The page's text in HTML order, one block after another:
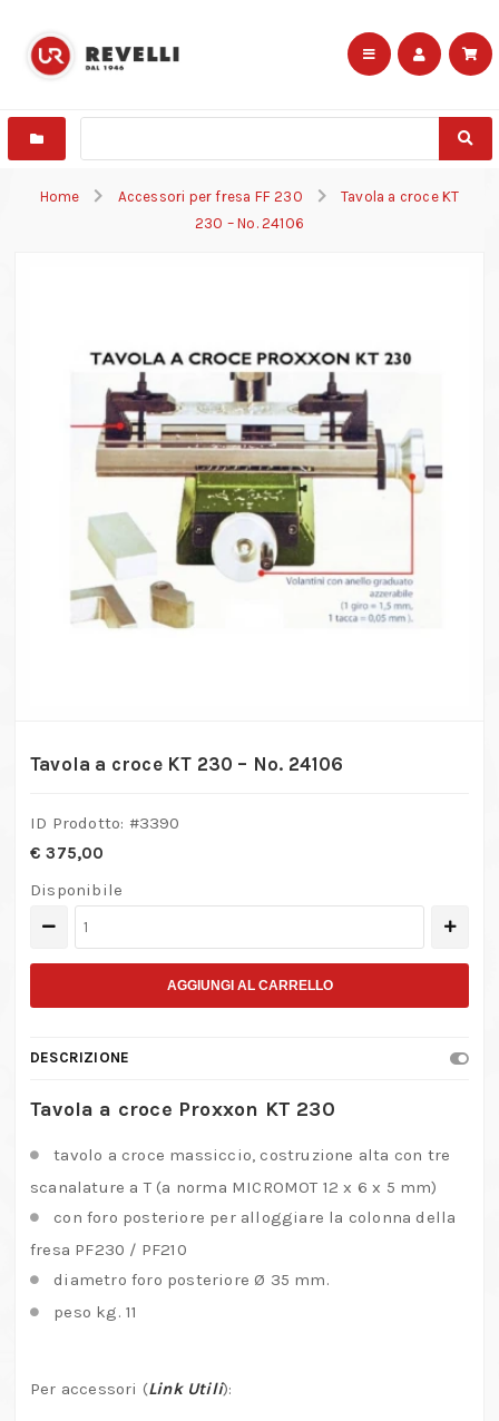
Home Accessori per fresa FF 230
Tavola a croce KT
230 – No. 24106
Tavola a croce KT 230 – No. 24106
ID Prodotto: #3390
€ 375,00
Disponibile
KT
–
No.
quantità
AGGIUNGI AL CARRELLO
DESCRIZIONE
Tavola a croce Proxxon KT 230
tavolo a croce massiccio, costruzione alta con tre
scanalature a T (a norma MICROMOT 12 x 6 x 5 mm)
con foro posteriore per alloggiare la colonna della
fresa PF230 / PF210
diametro foro posteriore Ø 35 mm.
peso kg. 11
Per accessori (Link Utili):